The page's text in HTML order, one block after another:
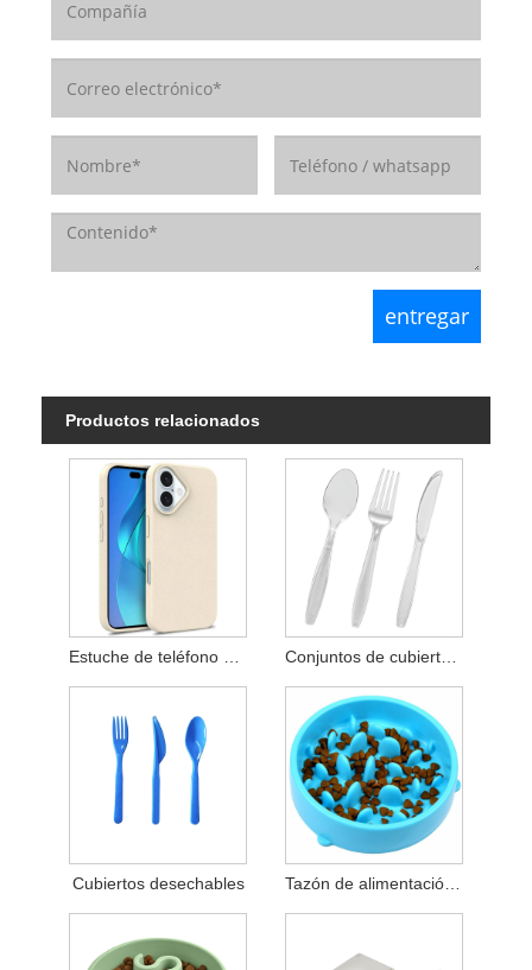
Productos relacionados
Conjuntos de cubiertos desechables
Cubiertos desechables Tazón de alimentación lento